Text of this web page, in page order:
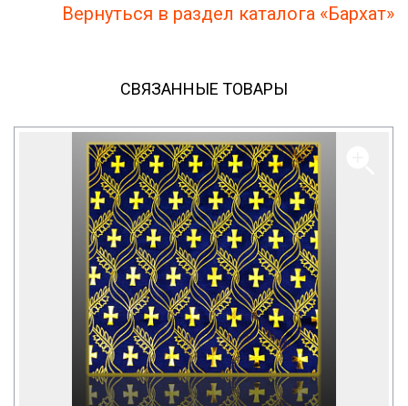
Вернуться в раздел каталога «Бархат»
СВЯЗАННЫЕ ТОВАРЫ